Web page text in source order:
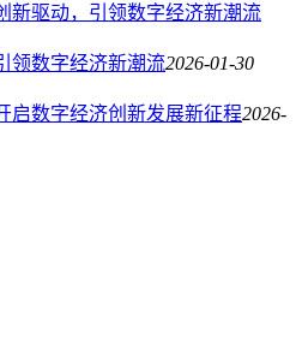
新驱动，引领数字经济新潮流
领数字经济新潮流2026-01-30
启数字经济创新发展新征程2026-